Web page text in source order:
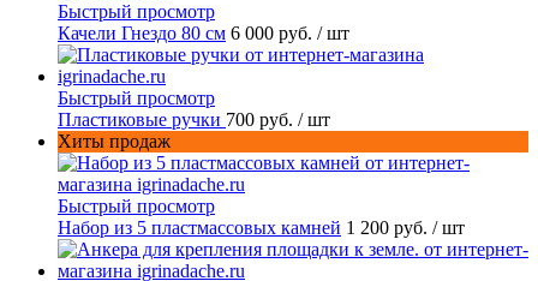
Быстрый просмотр
Качели Гнездо 80 см 6 000 руб. / шт
Быстрый просмотр
Пластиковые ручки 700 руб. / шт
Хиты продаж
Быстрый просмотр
Набор из 5 пластмассовых камней 1 200 руб. / шт